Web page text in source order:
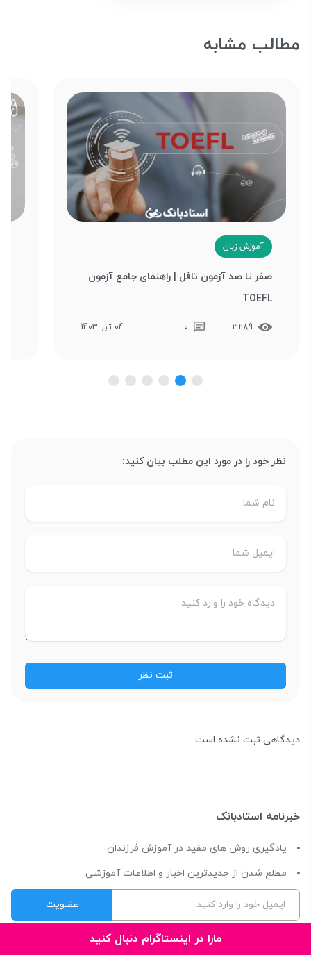
مطالب مشابه
آموزش زبان
صفر تا صد آزمون تافل | راهنمای جامع آزمون
TOEFL
3289
0 04 تیر 1403
نظر خود را در مورد این مطلب بیان کنید:
دیدگاهی ثبت نشده است.
خبرنامه استادبانک
یادگیری روش های مفید در آموزش فرزندان
مطلع شدن از جدیدترین اخبار و اطلاعات آموزشی
مارا در اینستاگرام دنبال کنید